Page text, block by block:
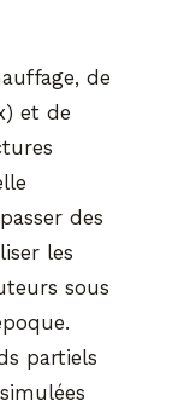
de
et de
des
les
sous
partiels